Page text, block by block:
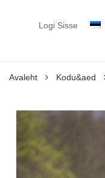
Logi Sisse
Avaleht Kodu&aed